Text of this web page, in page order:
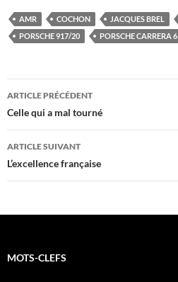
AMR COCHON JACQUES BREL
PORSCHE 917/20
PORSCHE CARRERA 6
Navigation
des
articles
ARTICLE PRÉCÉDENT
Celle qui a mal tourné
ARTICLE SUIVANT
L’excellence française
MOTS-CLEFS